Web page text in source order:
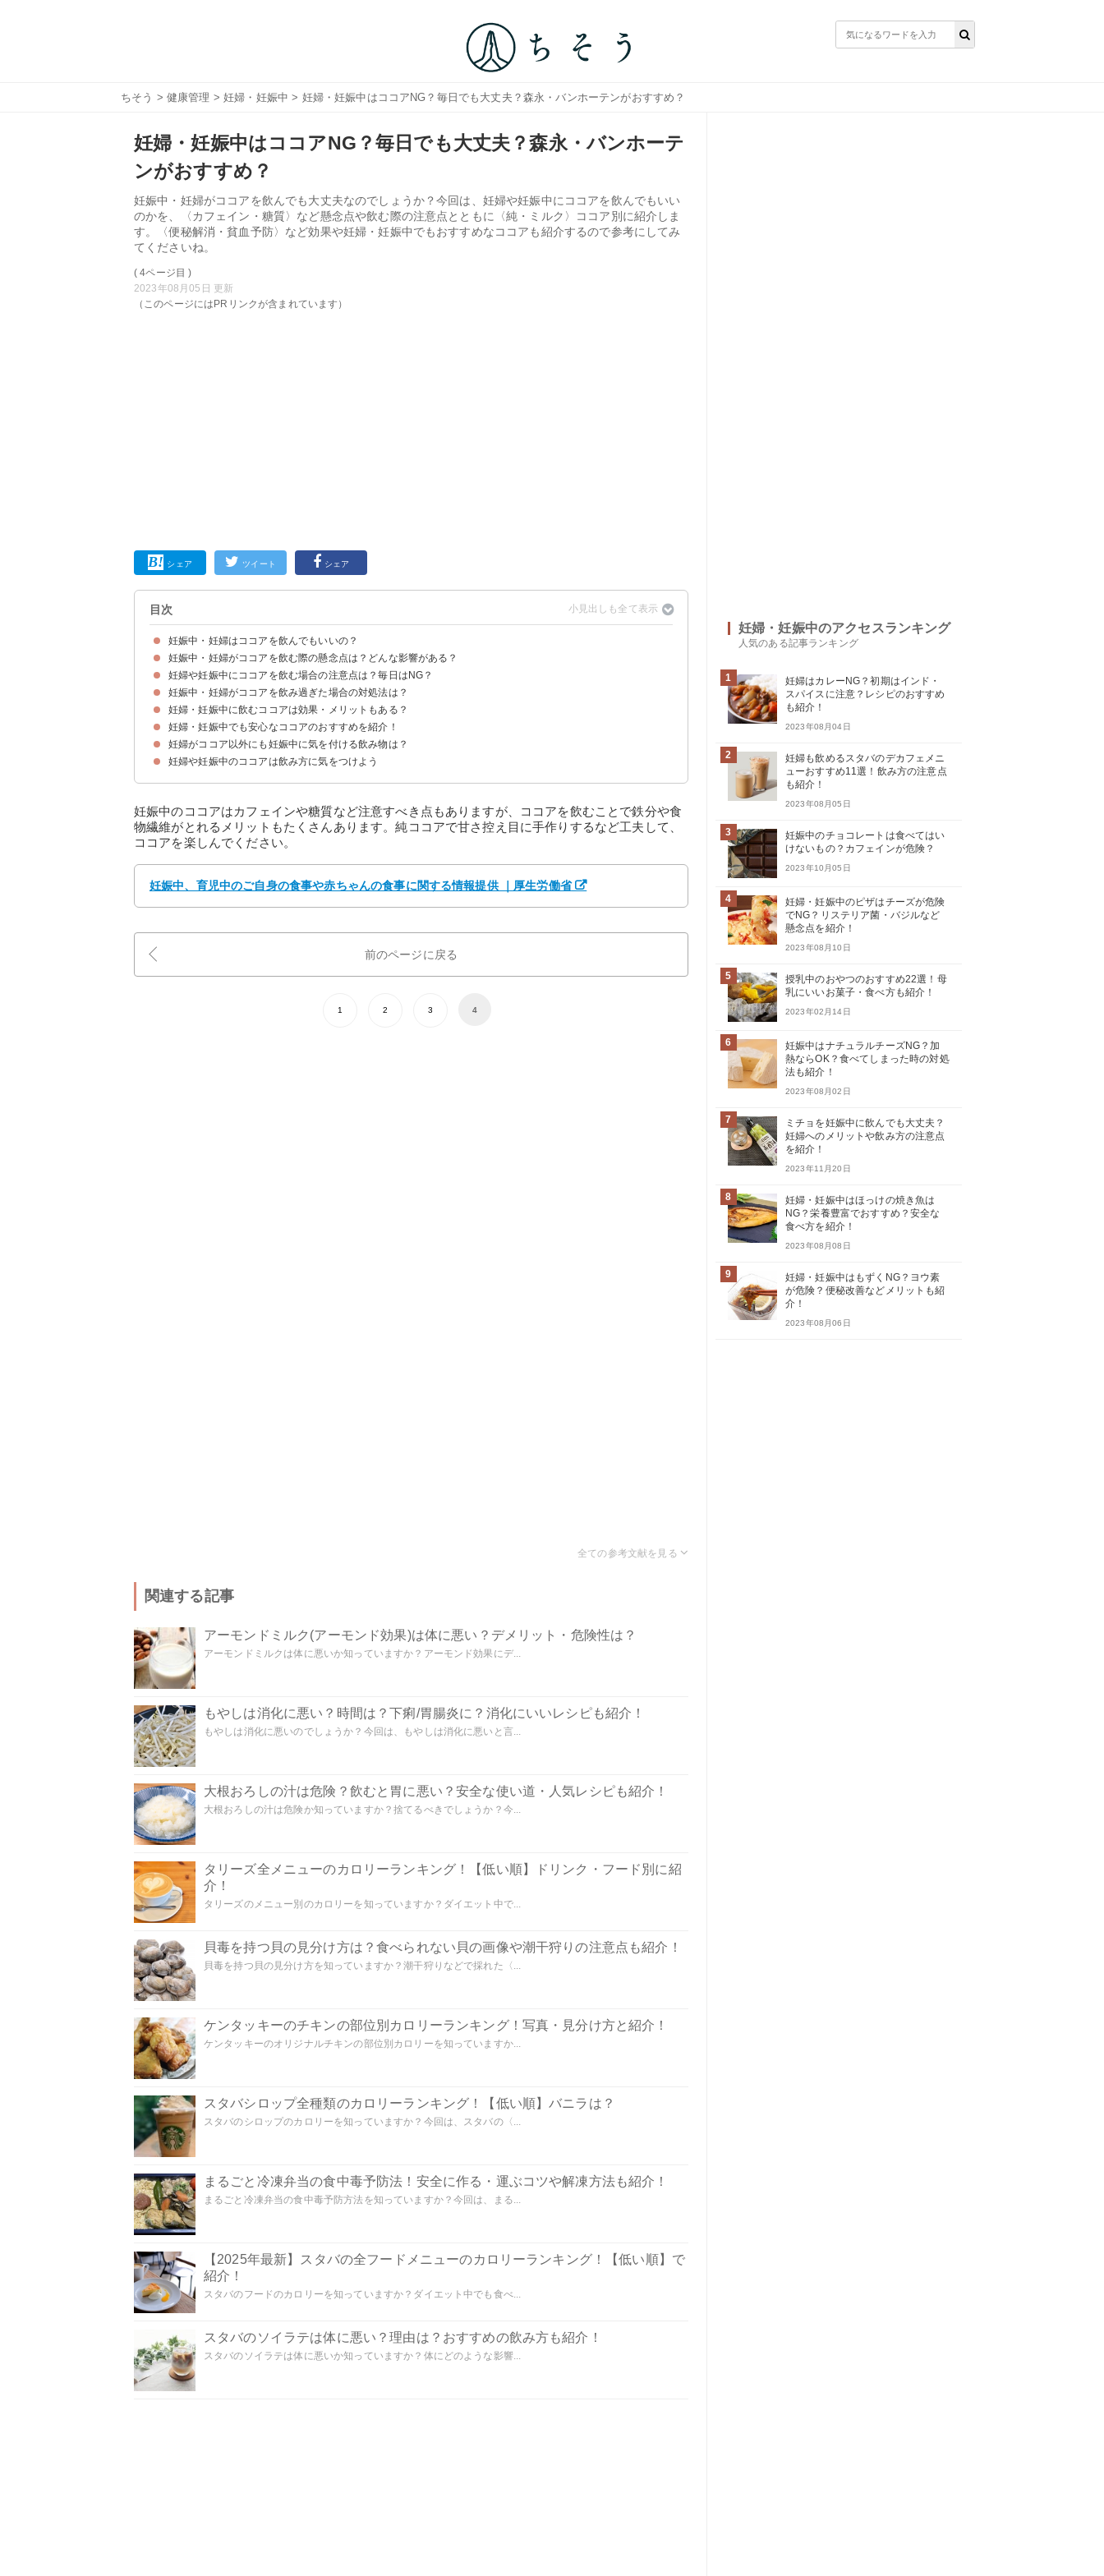
ちそう > 健康管理 >妊婦・妊娠中 > 妊婦・妊娠中はココアNG？毎日でも大丈夫？森永・バンホーテンがおすすめ？
妊婦・妊娠中はココアNG？毎日でも大丈夫？森永・バンホーテ
ンがおすすめ？
妊娠中・妊婦がココアを飲んでも大丈夫なのでしょうか？今回は、妊婦や妊娠中にココアを飲んでもいい
のかを、〈カフェイン・糖質〉など懸念点や飲む際の注意点とともに〈純・ミルク〉ココア別に紹介しま
す。〈便秘解消・貧血予防〉など効果や妊婦・妊娠中でもおすすめなココアも紹介するので参考にしてみ
てくださいね。
( 4ページ目 )
2023年08月05日 更新
（このページにはPRリンクが含まれています）
シェア ツイート シェア
目次
妊娠中・妊婦はココアを飲んでもいいの？
妊娠中のココアは飲み方に気をつければ大丈夫
妊娠中・妊婦がココアを飲む際の懸念点は？どんな影響がある？
①カフェイン
②糖質の過剰摂取による妊娠糖尿病のリスク
妊婦や妊娠中にココアを飲む場合の注意点は？毎日はNG？
①ココアを飲む量は1日に2〜4杯が目安
②ミルクココアよりも純ココアがおすすめ
妊娠中・妊婦がココアを飲み過ぎた場合の対処法は？
心配な場合は病院に行くのが安心
妊婦・妊娠中に飲むココアは効果・メリットもある？
①鉄分による貧血予防
②食物繊維による便秘改善
③ポリフェノールによるアンチエイジング効果
妊婦・妊娠中でも安心なココアのおすすめを紹介！
①森永純ココア
②牛乳屋さんのミルクココア
③バンホーテンミルクココア 糖質60％オフ
妊婦がココア以外にも妊娠中に気を付ける飲み物は？
妊婦や妊娠中のココアは飲み方に気をつけよう
妊娠中のココアはカフェインや糖質など注意すべき点もありますが、ココアを飲むことで鉄分や食
物繊維がとれるメリットもたくさんあります。純ココアで甘さ控え目に手作りするなど工夫して、
ココアを楽しんでください。
妊娠中、育児中のご自身の食事や赤ちゃんの食事に関する情報提供 ｜厚生労働省
前のページに戻る
1 2 3 4
関連する記事
アーモンドミルク(アーモンド効果)は体に悪い？デメリット・危険性は？
アーモンドミルクは体に悪いか知っていますか？アーモンド効果にデ...
もやしは消化に悪い？時間は？下痢/胃腸炎に？消化にいいレシピも紹介！
もやしは消化に悪いのでしょうか？今回は、もやしは消化に悪いと言...
大根おろしの汁は危険？飲むと胃に悪い？安全な使い道・人気レシピも紹介！
大根おろしの汁は危険か知っていますか？捨てるべきでしょうか？今...
タリーズ全メニューのカロリーランキング！【低い順】ドリンク・フード別に紹
介！
タリーズのメニュー別のカロリーを知っていますか？ダイエット中で...
貝毒を持つ貝の見分け方は？食べられない貝の画像や潮干狩りの注意点も紹介！
貝毒を持つ貝の見分け方を知っていますか？潮干狩りなどで採れた〈...
ケンタッキーのチキンの部位別カロリーランキング！写真・見分け方と紹介！
ケンタッキーのオリジナルチキンの部位別カロリーを知っていますか...
スタバシロップ全種類のカロリーランキング！【低い順】バニラは？
スタバのシロップのカロリーを知っていますか？今回は、スタバの〈...
まるごと冷凍弁当の食中毒予防法！安全に作る・運ぶコツや解凍方法も紹介！
まるごと冷凍弁当の食中毒予防方法を知っていますか？今回は、まる...
【2025年最新】スタバの全フードメニューのカロリーランキング！【低い順】で
紹介！
スタバのフードのカロリーを知っていますか？ダイエット中でも食べ...
スタバのソイラテは体に悪い？理由は？おすすめの飲み方も紹介！
スタバのソイラテは体に悪いか知っていますか？体にどのような影響...
妊婦・妊娠中のアクセスランキング
人気のある記事ランキング
1
妊婦はカレーNG？初期はインド・
スパイスに注意？レシピのおすすめ
も紹介！
2023年08月04日
2
妊婦も飲めるスタバのデカフェメニ
ューおすすめ11選！飲み方の注意点
も紹介！
2023年08月05日
3
妊娠中のチョコレートは食べてはい
けないもの？カフェインが危険？
2023年10月05日
4
妊婦・妊娠中のピザはチーズが危険
でNG？リステリア菌・バジルなど
懸念点を紹介！
2023年08月10日
5
授乳中のおやつのおすすめ22選！母
乳にいいお菓子・食べ方も紹介！
2023年02月14日
6
妊娠中はナチュラルチーズNG？加
熱ならOK？食べてしまった時の対処
法も紹介！
2023年08月02日
7
ミチョを妊娠中に飲んでも大丈夫？
妊婦へのメリットや飲み方の注意点
を紹介！
2023年11月20日
8
妊婦・妊娠中はほっけの焼き魚は
NG？栄養豊富でおすすめ？安全な
食べ方を紹介！
2023年08月08日
9
妊婦・妊娠中はもずくNG？ヨウ素
が危険？便秘改善などメリットも紹
介！
2023年08月06日